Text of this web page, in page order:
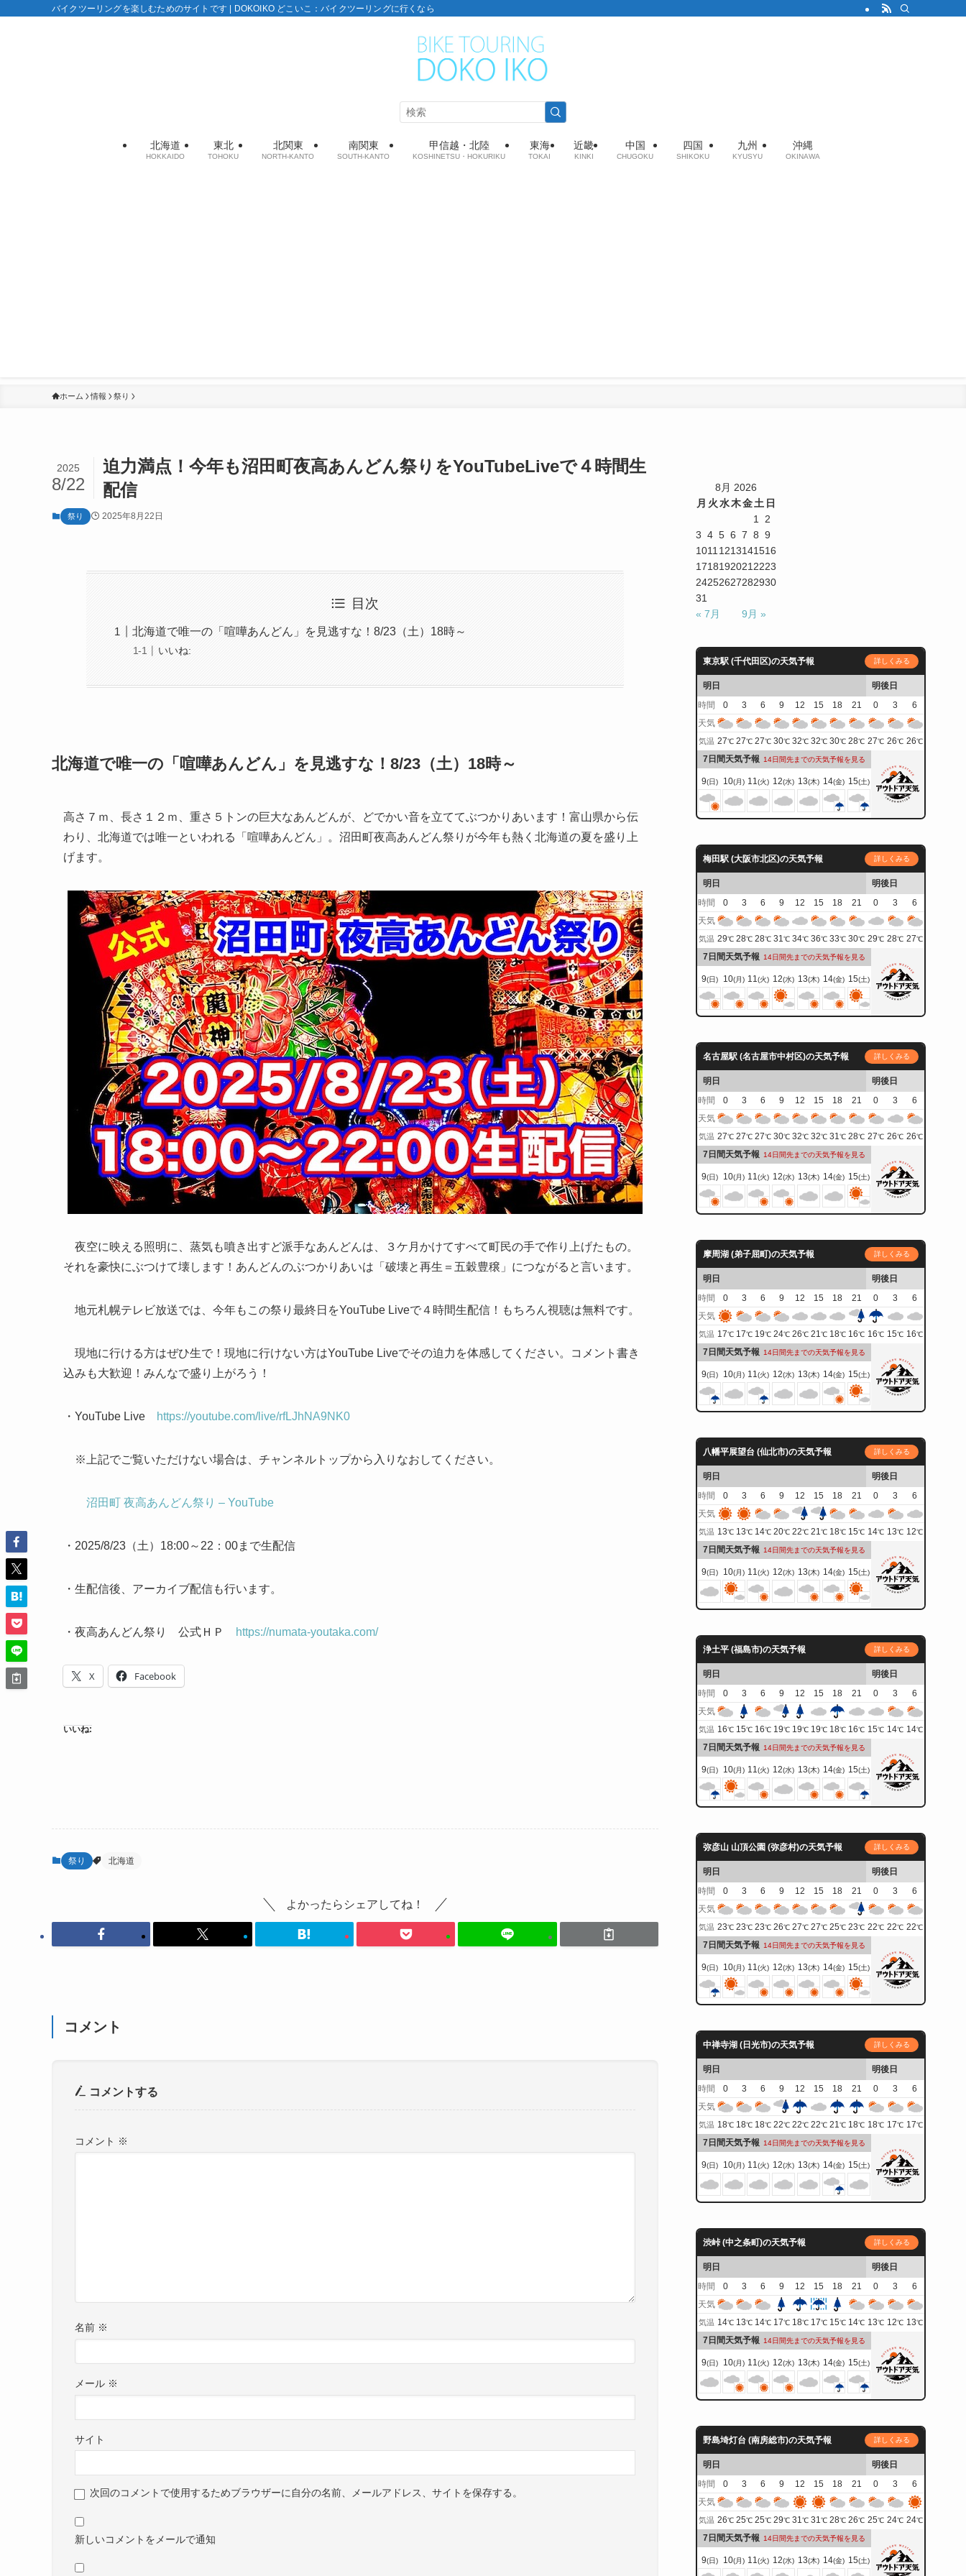
バイクツーリングを楽しむためのサイトです | DOKOIKO どこいこ：バイクツーリングに行くなら
北海道
HOKKAIDO
東北
TOHOKU
北関東
NORTH-KANTO
南関東
SOUTH-KANTO
甲信越・北陸
KOSHINETSU・HOKURIKU
東海
TOKAI
近畿
KINKI
中国
CHUGOKU
四国
SHIKOKU
九州
KYUSYU
沖縄
OKINAWA
ホーム 情報 祭り
迫力満点！今年も沼田町夜高あんどん祭りをYouTubeLiveで４時間生
配信
2025
8/22
祭り 2025年8月22日
目次
北海道で唯一の「喧嘩あんどん」を見逃すな！8/23（土）18時～
いいね:
北海道で唯一の「喧嘩あんどん」を見逃すな！8/23（土）18時～
高さ７ｍ、長さ１２ｍ、重さ５トンの巨大なあんどんが、どでかい音を立ててぶつかりあいます！富山県から伝
わり、北海道では唯一といわれる「喧嘩あんどん」。沼田町夜高あんどん祭りが今年も熱く北海道の夏を盛り上
げます。
夜空に映える照明に、蒸気も噴き出すど派手なあんどんは、３ケ月かけてすべて町民の手で作り上げたもの。
それを豪快にぶつけて壊します！あんどんのぶつかりあいは「破壊と再生＝五穀豊穣」につながると言います。
地元札幌テレビ放送では、今年もこの祭り最終日をYouTube Liveで４時間生配信！もちろん視聴は無料です。
現地に行ける方はぜひ生で！現地に行けない方はYouTube Liveでその迫力を体感してください。コメント書き
込みも大歓迎！みんなで盛り上がろう！
・YouTube Live https://youtube.com/live/rfLJhNA9NK0
※上記でご覧いただけない場合は、チャンネルトップから入りなおしてください。
沼田町 夜高あんどん祭り – YouTube
・2025/8/23（土）18:00～22：00まで生配信
・生配信後、アーカイブ配信も行います。
・夜高あんどん祭り 公式ＨＰ https://numata-youtaka.com/
X Facebook
いいね:
祭り 北海道
よかったらシェアしてね！
コメント
コメントする
コメント ※
名前 ※
メール ※
サイト
次回のコメントで使用するためブラウザーに自分の名前、メールアドレス、サイトを保存する。
新しいコメントをメールで通知
8月 2026
月 火水木金土 日
1
2
3 4 5 6 7 8 9
1011 1213141516
1718192021 2223
24252627282930
31
« 7月
9月 »
東京駅 (千代田区)の天気予報 詳しくみる
明日
明後日
時間
0 3 6 9 12 15 18 21 0 3
6
天気
気温 27℃ 27℃ 27℃ 30℃ 32℃ 32℃ 30℃ 28℃ 27℃ 26℃ 26℃
7日間天気予報 14日間先までの天気予報を見る
9(日) 10(月) 11(火) 12(水) 13(木) 14(金) 15(土)
梅田駅 (大阪市北区)の天気予報 詳しくみる
明日
明後日
時間
0 3 6 9 12 15 18 21 0 3
6
天気
気温 29℃ 28℃ 28℃ 31℃ 34℃ 36℃ 33℃ 30℃ 29℃ 28℃ 27℃
7日間天気予報 14日間先までの天気予報を見る
9(日) 10(月) 11(火) 12(水) 13(木) 14(金) 15(土)
名古屋駅 (名古屋市中村区)の天気予報 詳しくみる
明日
明後日
時間
0 3 6 9 12 15 18 21 0 3
6
天気
気温 27℃ 27℃ 27℃ 30℃ 32℃ 32℃ 31℃ 28℃ 27℃ 26℃ 26℃
7日間天気予報 14日間先までの天気予報を見る
9(日) 10(月) 11(火) 12(水) 13(木) 14(金) 15(土)
摩周湖 (弟子屈町)の天気予報 詳しくみる
明日
明後日
時間
0 3 6 9 12 15 18 21 0 3
6
天気
気温 17℃ 17℃ 19℃ 24℃ 26℃ 21℃ 18℃ 16℃ 16℃ 15℃ 16℃
7日間天気予報 14日間先までの天気予報を見る
9(日) 10(月) 11(火) 12(水) 13(木) 14(金) 15(土)
八幡平展望台 (仙北市)の天気予報 詳しくみる
明日
明後日
時間
0 3 6 9 12 15 18 21 0 3
6
天気
気温 13℃ 13℃ 14℃ 20℃ 22℃ 21℃ 18℃ 15℃ 14℃ 13℃ 12℃
7日間天気予報 14日間先までの天気予報を見る
9(日) 10(月) 11(火) 12(水) 13(木) 14(金) 15(土)
浄土平 (福島市)の天気予報 詳しくみる
明日
明後日
時間
0 3 6 9 12 15 18 21 0 3
6
天気
気温 16℃ 15℃ 16℃ 19℃ 19℃ 19℃ 18℃ 16℃ 15℃ 14℃ 14℃
7日間天気予報 14日間先までの天気予報を見る
9(日) 10(月) 11(火) 12(水) 13(木) 14(金) 15(土)
弥彦山 山頂公園 (弥彦村)の天気予報 詳しくみる
明日
明後日
時間
0 3 6 9 12 15 18 21 0 3
6
天気
気温 23℃ 23℃ 23℃ 26℃ 27℃ 27℃ 25℃ 23℃ 22℃ 22℃ 22℃
7日間天気予報 14日間先までの天気予報を見る
9(日) 10(月) 11(火) 12(水) 13(木) 14(金) 15(土)
中禅寺湖 (日光市)の天気予報 詳しくみる
明日
明後日
時間
0 3 6 9 12 15 18 21 0 3
6
天気
気温 18℃ 18℃ 18℃ 22℃ 22℃ 22℃ 21℃ 18℃ 18℃ 17℃ 17℃
7日間天気予報 14日間先までの天気予報を見る
9(日) 10(月) 11(火) 12(水) 13(木) 14(金) 15(土)
渋峠 (中之条町)の天気予報 詳しくみる
明日
明後日
時間
0 3 6 9 12 15 18 21 0 3
6
天気
気温 14℃ 13℃ 14℃ 17℃ 18℃ 17℃ 15℃ 14℃ 13℃ 12℃ 13℃
7日間天気予報 14日間先までの天気予報を見る
9(日) 10(月) 11(火) 12(水) 13(木) 14(金) 15(土)
野島埼灯台 (南房総市)の天気予報 詳しくみる
明日
明後日
時間
0 3 6 9 12 15 18 21 0 3
6
天気
気温 26℃ 25℃ 25℃ 29℃ 31℃ 31℃ 28℃ 26℃ 25℃ 24℃ 24℃
7日間天気予報 14日間先までの天気予報を見る
9(日) 10(月) 11(火) 12(水) 13(木) 14(金) 15(土)